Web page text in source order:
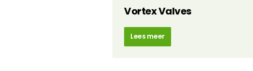
Vortex Valves
Lees meer